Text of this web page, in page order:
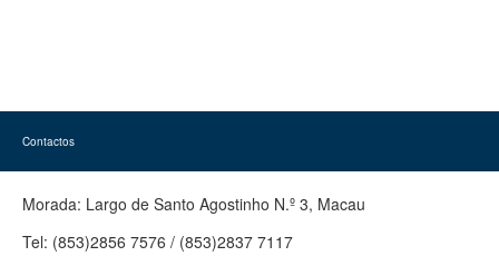
Contactos
Morada: Largo de Santo Agostinho N.º 3, Macau
Tel: (853)2856 7576 / (853)2837 7117